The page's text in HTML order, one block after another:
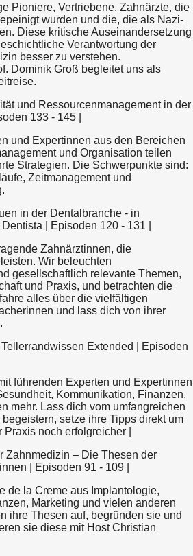
Pioniere, Vertriebene, Zahnärzte, die
wurden und die, die als Nazi-
Diese kritische Auseinandersetzung
Verantwortung der
besser zu verstehen.
Dominik Groß begleitet uns als
und Ressourcenmanagement in der
133 - 145 |
und Expertinnen aus den Bereichen
und Organisation teilen
Strategien. Die Schwerpunkte sind:
Zeitmanagement und
in der Dentalbranche - in
| Episoden 120 - 131 |
Zahnärztinnen, die
Wir beleuchten
gesellschaftlich relevante Themen,
und Praxis, und betrachten die
alles über die vielfältigen
und lass dich von ihrer
Extended | Episoden
führenden Experten und Expertinnen
Kommunikation, Finanzen,
mehr. Lass dich vom umfangreichen
setze ihre Tipps direkt um
noch erfolgreicher |
Zahnmedizin – Die Thesen der
| Episoden 91 - 109 |
de la Creme aus Implantologie,
Marketing und vielen anderen
ihre Thesen auf, begründen sie und
sie diese mit Host Christian